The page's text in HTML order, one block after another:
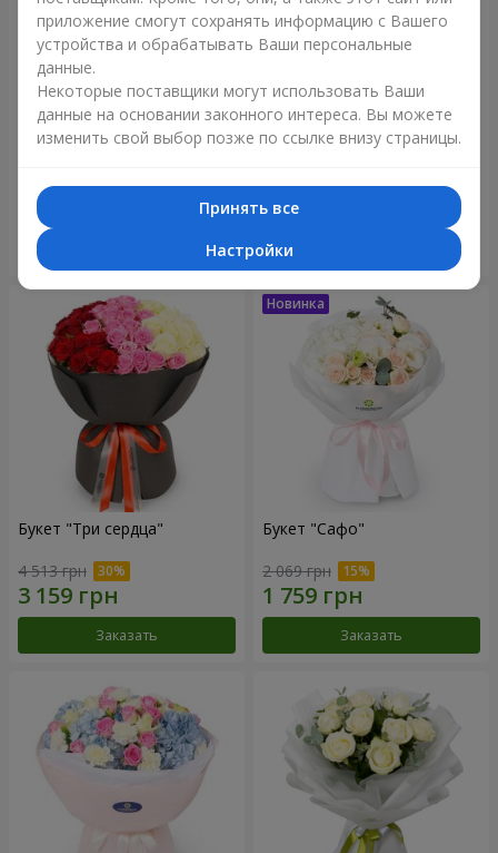
Букет "Reverence"
2 479 грн
Букет "Голубая сказка"
5 227 грн
Букет "Три сердца"
4 513 грн
Заказать
Букет "Сафо"
2 069 грн
Заказать
приложение смогут сохранять информацию с Вашего
устройства и обрабатывать Ваши персональные
данные.
Некоторые поставщики могут использовать Ваши
данные на основании законного интереса. Вы можете
изменить свой выбор позже по ссылке внизу страницы.
Принять все
Настройки